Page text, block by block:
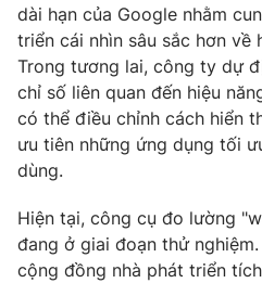
Phó Tổng Biên tập:Nguyễn Thị
Nguyễn Trọng Ninh
Tổng đài VTV: 024.38 355 931 -
Ðiện thoại Thời báo VTV:024.66
Email:toasoan@vtv.vn
Liên hệ quảng cáo: 024-
dài hạn của Google nhằm
triển cái nhìn sâu sắc hơn về
Trong tương lai, công ty dự
chỉ số liên quan đến hiệu
có thể điều chỉnh cách hiển
ưu tiên những ứng dụng tối
dùng.
Hiện tại, công cụ đo lường
đang ở giai đoạn thử
cộng đồng nhà phát triển